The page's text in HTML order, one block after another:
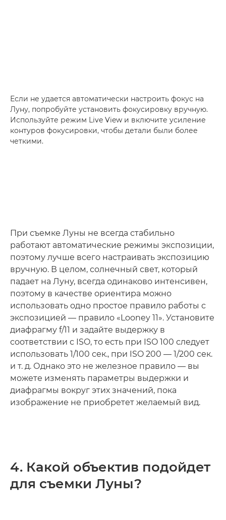
Если не удается автоматически настроить фокус на
Луну, попробуйте установить фокусировку вручную.
Используйте режим Live View и включите усиление
контуров фокусировки, чтобы детали были более
четкими.
При съемке Луны не всегда стабильно
работают автоматические режимы экспозиции,
поэтому лучше всего настраивать экспозицию
вручную. В целом, солнечный свет, который
падает на Луну, всегда одинаково интенсивен,
поэтому в качестве ориентира можно
использовать одно простое правило работы с
экспозицией — правило «Looney 11». Установите
диафрагму f/11 и задайте выдержку в
соответствии с ISO, то есть при ISO 100 следует
использовать 1/100 сек., при ISO 200 — 1/200 сек.
и т. д. Однако это не железное правило — вы
можете изменять параметры выдержки и
диафрагмы вокруг этих значений, пока
изображение не приобретет желаемый вид.
4. Какой объектив подойдет
для съемки Луны?